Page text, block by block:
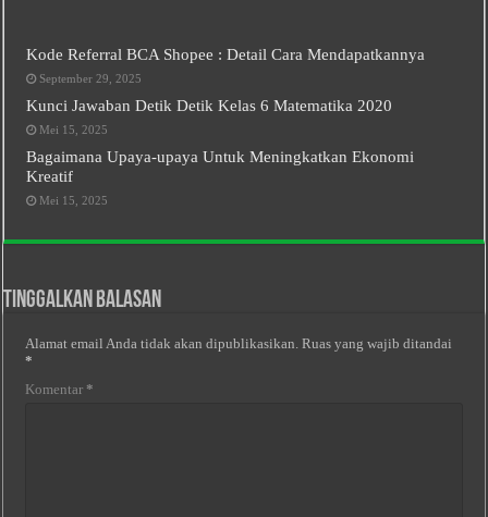
Kode Referral BCA Shopee : Detail Cara Mendapatkannya
September 29, 2025
Kunci Jawaban Detik Detik Kelas 6 Matematika 2020
Mei 15, 2025
Bagaimana Upaya-upaya Untuk Meningkatkan Ekonomi
Kreatif
Mei 15, 2025
Tinggalkan Balasan
Alamat email Anda tidak akan dipublikasikan. Ruas yang wajib ditandai
*
Komentar *